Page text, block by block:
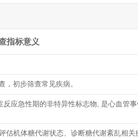
指标意义
，初步筛查常见疾病。
应急性期的非特异性标志物, 是心血管
估机体糖代谢状态、诊断糖代谢紊乱相关